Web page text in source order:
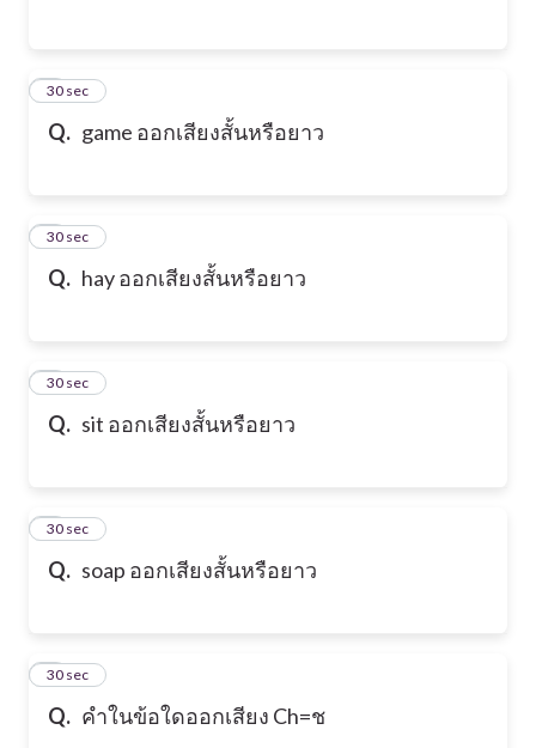
Q. game ออกเสียงสั้นหรือยาว
2
30 sec
Q. hay ออกเสียงสั้นหรือยาว
3
30 sec
Q. sit ออกเสียงสั้นหรือยาว
4
30 sec
Q. soap ออกเสียงสั้นหรือยาว
5
30 sec
Q. คำในข้อใดออกเสียง Ch=ช
6
30 sec